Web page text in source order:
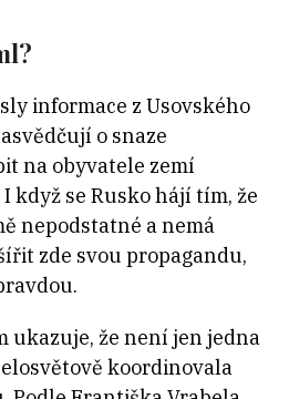
informace z Usovského
o snaze
na obyvatele zemí
když se Rusko hájí tím, že
nepodstatné a nemá
zde svou propagandu,
ukazuje, že není jen jedna
koordinovala